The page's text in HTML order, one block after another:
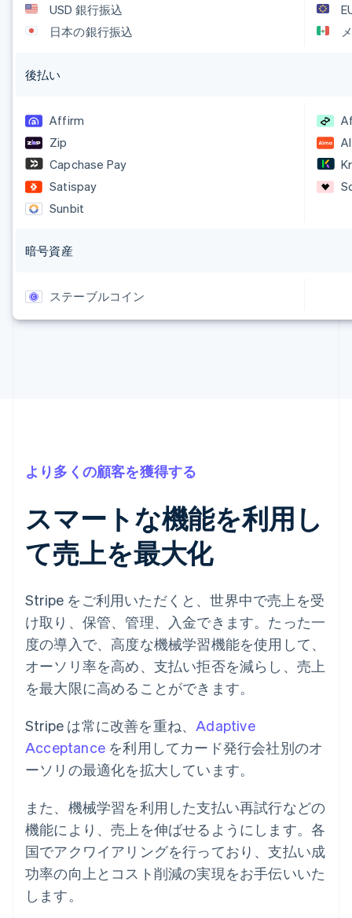
USD 銀行振込
日本の銀行振込
後払い
Affirm
Zip
Capchase Pay
Satispay
Sunbit
暗号資産
ステーブルコイン
より多くの顧客を獲得する
スマートな機能を利用し
て売上を最大化
Stripe をご利用いただくと、世界中で売上を受
け取り、保管、管理、入金できます。たった一
度の導入で、高度な機械学習機能を使用して、
オーソリ率を高め、支払い拒否を減らし、売上
を最大限に高めることができます。
Stripe は常に改善を重ね、 Adaptive
Acceptance を利用してカード発行会社別のオ
ーソリの最適化を拡大しています。
また、機械学習を利用した支払い再試行などの
機能により、売上を伸ばせるようにします。各
国でアクワイアリングを行っており、支払い成
功率の向上とコスト削減の実現をお手伝いいた
します。